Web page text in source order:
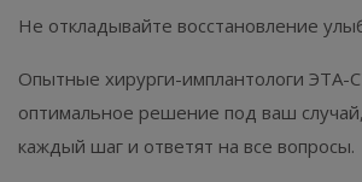
Не откладывайте восстановление
Опытные хирурги-имплантологи
оптимальное решение под ваш
каждый шаг и ответят на все вопросы.